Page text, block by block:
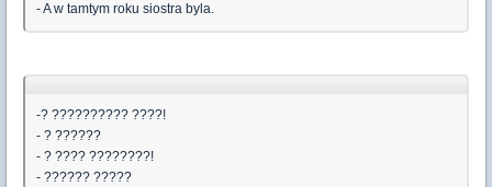
- A w tamtym roku siostra byla.
-? ?????????? ????!
- ? ??????
- ? ???? ????????!
- ?????? ?????